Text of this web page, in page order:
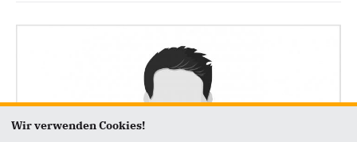
Wir verwenden Cookies!